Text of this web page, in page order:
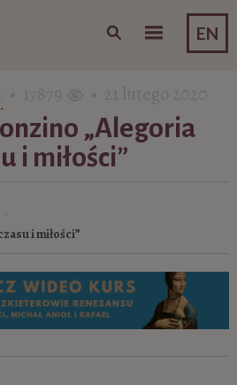
EN
Skip to content
„Alegoria
i miłości”
i miłości”